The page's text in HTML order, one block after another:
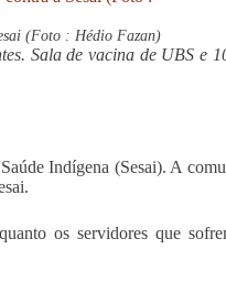
(Foto : Hédio Fazan)
Sala de vacina de UBS e
Indígena (Sesai). A
os servidores que